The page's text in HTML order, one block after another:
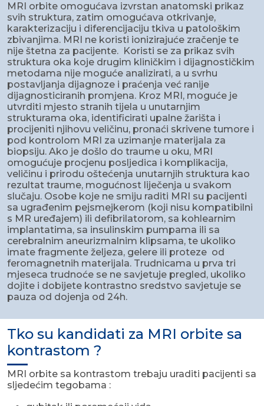
MRI orbite omogućava izvrstan anatomski prikaz
svih struktura, zatim omogućava otkrivanje,
karakterizaciju i diferencijaciju tkiva u patološkim
zbivanjima. MRI ne koristi ionizirajuće zračenje te
nije štetna za pacijente. Koristi se za prikaz svih
struktura oka koje drugim kliničkim i dijagnostičkim
metodama nije moguće analizirati, a u svrhu
postavljanja dijagnoze i praćenja već ranije
dijagnosticiranih promjena. Kroz MRI, moguće je
utvrditi mjesto stranih tijela u unutarnjim
strukturama oka, identificirati upalne žarišta i
procijeniti njihovu veličinu, pronaći skrivene tumore i
pod kontrolom MRI za uzimanje materijala za
biopsiju. Ako je došlo do traume u oku, MRI
omogućuje procjenu posljedica i komplikacija,
veličinu i prirodu oštećenja unutarnjih struktura kao
rezultat traume, mogućnost liječenja u svakom
slučaju. Osobe koje ne smiju raditi MRI su pacijenti
sa ugrađenim pejsmejkerom (koji nisu kompatibilni
s MR uređajem) ili defibrilatorom, sa kohlearnim
implantatima, sa insulinskim pumpama ili sa
cerebralnim aneurizmalnim klipsama, te ukoliko
imate fragmente željeza, gelere ili proteze od
feromagnetnih materijala. Trudnicama u prva tri
mjeseca trudnoće se ne savjetuje pregled, ukoliko
dojite i dobijete kontrastno sredstvo savjetuje se
pauza od dojenja od 24h.
Tko su kandidati za MRI orbite sa
kontrastom ?
MRI orbite sa kontrastom trebaju uraditi pacijenti sa
sljedećim tegobama :